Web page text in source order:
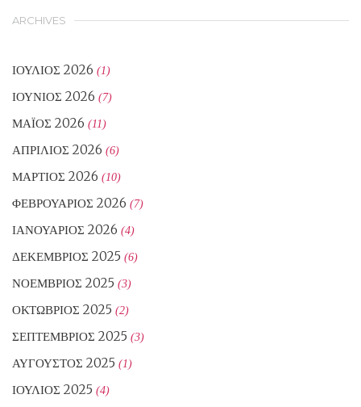
ARCHIVES
ΙΟΎΛΙΟΣ 2026 (1)
ΙΟΎΝΙΟΣ 2026 (7)
ΜΆΙΟΣ 2026 (11)
ΑΠΡΊΛΙΟΣ 2026 (6)
ΜΆΡΤΙΟΣ 2026 (10)
ΦΕΒΡΟΥΆΡΙΟΣ 2026 (7)
ΙΑΝΟΥΆΡΙΟΣ 2026 (4)
ΔΕΚΈΜΒΡΙΟΣ 2025 (6)
ΝΟΈΜΒΡΙΟΣ 2025 (3)
ΟΚΤΏΒΡΙΟΣ 2025 (2)
ΣΕΠΤΈΜΒΡΙΟΣ 2025 (3)
ΑΎΓΟΥΣΤΟΣ 2025 (1)
ΙΟΎΛΙΟΣ 2025 (4)